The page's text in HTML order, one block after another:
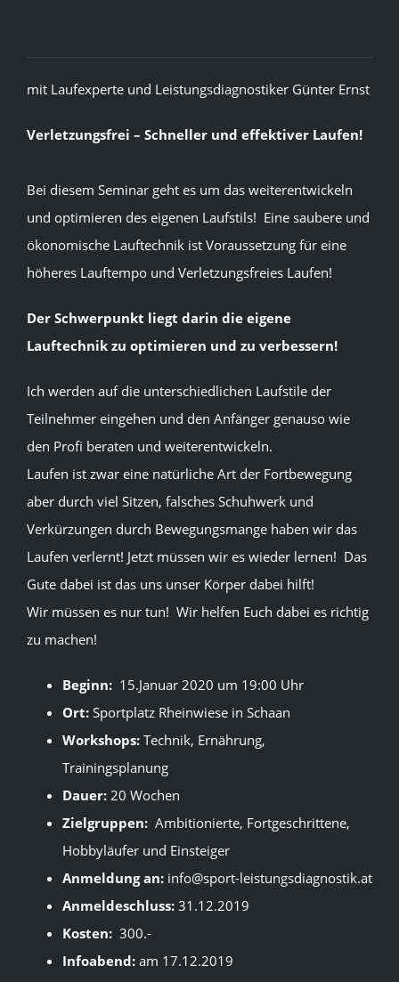
mit Laufexperte und Leistungsdiagnostiker Günter Ernst
Verletzungsfrei – Schneller und effektiver Laufen!
Bei diesem Seminar geht es um das weiterentwickeln
und optimieren des eigenen Laufstils! Eine saubere und
ökonomische Lauftechnik ist Voraussetzung für eine
höheres Lauftempo und Verletzungsfreies Laufen!
Der Schwerpunkt liegt darin die eigene
Lauftechnik zu optimieren und zu verbessern!
Ich werden auf die unterschiedlichen Laufstile der
Teilnehmer eingehen und den Anfänger genauso wie
den Profi beraten und weiterentwickeln.
Laufen ist zwar eine natürliche Art der Fortbewegung
aber durch viel Sitzen, falsches Schuhwerk und
Verkürzungen durch Bewegungsmange haben wir das
Laufen verlernt! Jetzt müssen wir es wieder lernen! Das
Gute dabei ist das uns unser Körper dabei hilft!
Wir müssen es nur tun! Wir helfen Euch dabei es richtig
zu machen!
Beginn: 15.Januar 2020 um 19:00 Uhr
Ort: Sportplatz Rheinwiese in Schaan
Workshops: Technik, Ernährung,
Trainingsplanung
Dauer: 20 Wochen
Zielgruppen: Ambitionierte, Fortgeschrittene,
Hobbyläufer und Einsteiger
Anmeldung an: info@sport-leistungsdiagnostik.at
Anmeldeschluss: 31.12.2019
Kosten: 300.-
Infoabend: am 17.12.2019